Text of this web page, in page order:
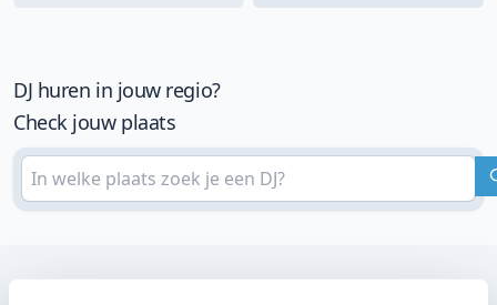
DJ huren in jouw regio?
Check jouw plaats